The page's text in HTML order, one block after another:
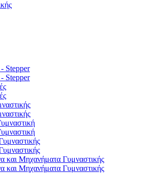
- Stepper
- Stepper
και Μηχανήματα Γυμναστικής
και Μηχανήματα Γυμναστικής